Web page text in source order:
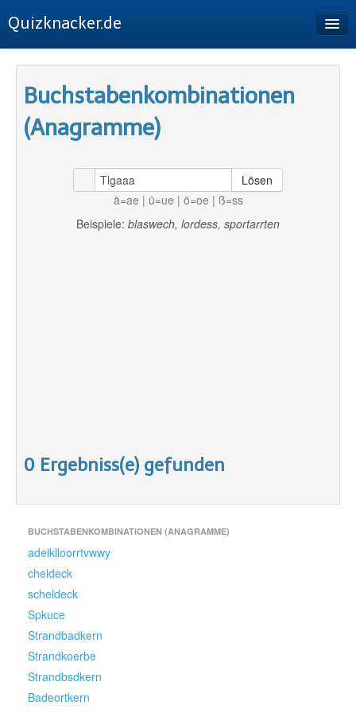
Quizknacker.de
Buchstabenkombinationen
Sudoku
Datenschutz
Buchstabenkombinationen
(Anagramme)
Lösen
ä=ae | ü=ue | ö=oe | ß=ss
Beispiele: blaswech, lordess, sportarrten
0 Ergebniss(e) gefunden
BUCHSTABENKOMBINATIONEN (ANAGRAMME)
adeiklloorrtvwwy
cheldeck
scheldeck
Spkuce
Strandbadkern
Strandkoerbe
Strandbsdkern
Badeortkern